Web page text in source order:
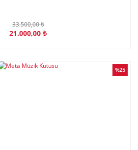
33.500,00 ₺
21.000,00 ₺
%25